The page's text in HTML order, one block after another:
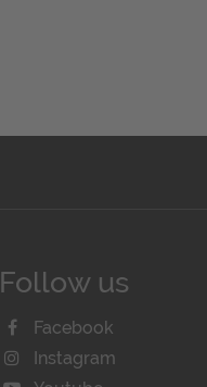
Follow us
Facebook
Instagram